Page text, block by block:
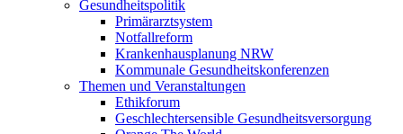
Gesundheitspolitik
Primärarztsystem
Notfallreform
Krankenhausplanung NRW
Kommunale Gesundheitskonferenzen
Themen und Veranstaltungen
Ethikforum
Geschlechtersensible Gesundheitsversorgung